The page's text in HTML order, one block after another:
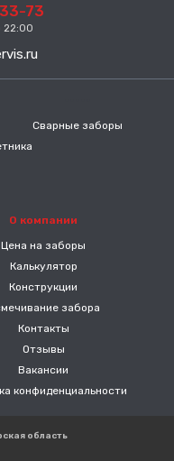
73
22:00
Сварные заборы
О компании
Цена на заборы
Калькулятор
Конструкции
забора
Контакты
Отзывы
Вакансии
конфиденциальности
область